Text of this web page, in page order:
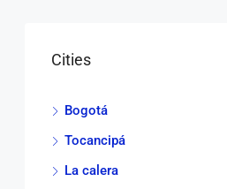
Cities
Bogotá
Tocancipá
La calera